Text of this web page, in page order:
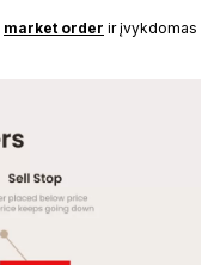
market order ir įvykdomas